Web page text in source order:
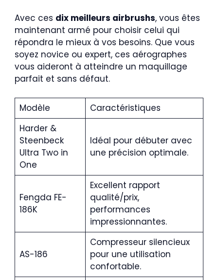
Avec ces dix meilleurs airbrushs, vous êtes
maintenant armé pour choisir celui qui
répondra le mieux à vos besoins. Que vous
soyez novice ou expert, ces aérographes
vous aideront à atteindre un maquillage
parfait et sans défaut.
Modèle
Caractéristiques
Harder &
Steenbeck
Ultra Two in
One
Idéal pour débuter avec
une précision optimale.
Fengda FE-
186K
Excellent rapport
qualité/prix,
performances
impressionnantes.
AS-186
Compresseur silencieux
pour une utilisation
confortable.